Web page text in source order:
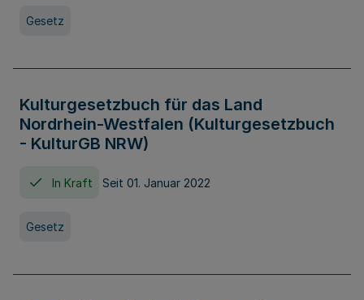
Gesetz
Kulturgesetzbuch für das Land
Nordrhein-Westfalen (Kulturgesetzbuch
- KulturGB NRW)
In Kraft Seit 01. Januar 2022
Gesetz